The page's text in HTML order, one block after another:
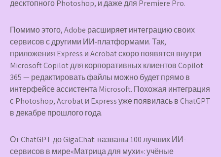
десктопного Photoshop, и даже для Premiere Pro.
Помимо этого, Adobe расширяет интеграцию своих
сервисов с другими ИИ‑платформами. Так,
приложения Express и Acrobat скоро появятся внутри
Microsoft Copilot для корпоративных клиентов Copilot
365 — редактировать файлы можно будет прямо в
интерфейсе ассистента Microsoft. Похожая интеграция
с Photoshop, Acrobat и Express уже появилась в ChatGPT
в декабре прошлого года.
От ChatGPT до GigaChat: названы 100 лучших ИИ-
сервисов в мире«Матрица для мухи»: учёные